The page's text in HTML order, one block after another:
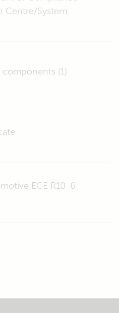
Centre/System
(1)
ECE R10-6 -